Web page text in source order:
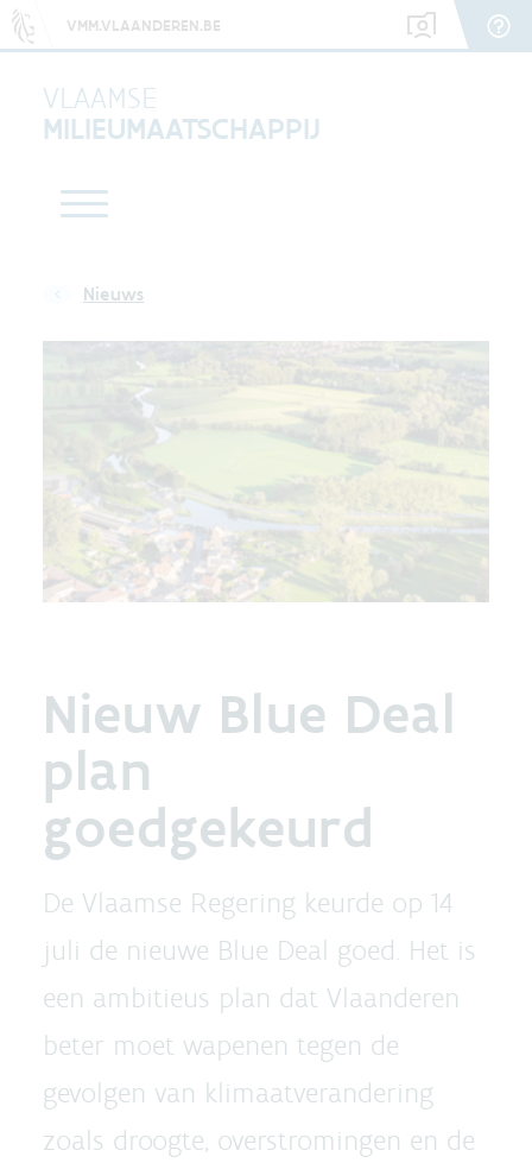
VMM.VLAANDEREN.BE
VLAAMSE
MILIEUMAATSCHAPPIJ
Nieuws
Nieuw Blue Deal
plan
goedgekeurd
De Vlaamse Regering keurde op 14
juli de nieuwe Blue Deal goed. Het is
een ambitieus plan dat Vlaanderen
beter moet wapenen tegen de
gevolgen van klimaatverandering
zoals droogte, overstromingen en de